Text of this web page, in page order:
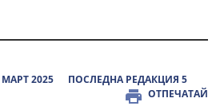
2025
ПОСЛЕДНА РЕДАКЦИЯ 5
ОТПЕЧАТАЙ